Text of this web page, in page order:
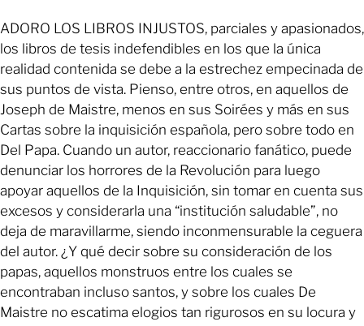
ADORO LOS LIBROS INJUSTOS, parciales y apasionados,
los libros de tesis indefendibles en los que la única
realidad contenida se debe a la estrechez empecinada de
sus puntos de vista. Pienso, entre otros, en aquellos de
Joseph de Maistre, menos en sus Soirées y más en sus
Cartas sobre la inquisición española, pero sobre todo en
Del Papa. Cuando un autor, reaccionario fanático, puede
denunciar los horrores de la Revolución para luego
apoyar aquellos de la Inquisición, sin tomar en cuenta sus
excesos y considerarla una “institución saludable”, no
deja de maravillarme, siendo inconmensurable la ceguera
del autor. ¿Y qué decir sobre su consideración de los
papas, aquellos monstruos entre los cuales se
encontraban incluso santos, y sobre los cuales De
Maistre no escatima elogios tan rigurosos en su locura y